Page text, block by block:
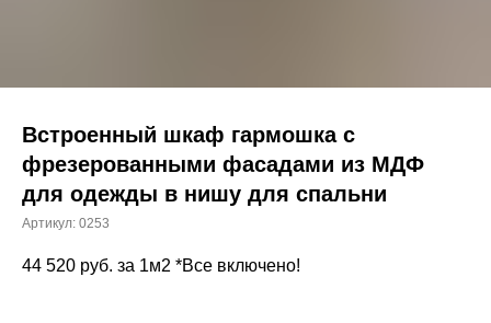
Встроенный шкаф гармошка с
фрезерованными фасадами из МДФ
для одежды в нишу для спальни
Артикул: 0253
44 520 руб. за 1м2 *Все включено!